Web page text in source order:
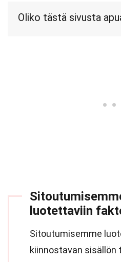
Oliko tästä sivusta
luotettaviin
Sitoutumisemme
kiinnostavan sisällön